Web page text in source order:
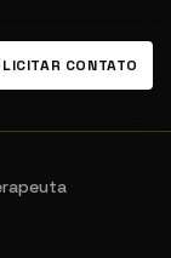
CONTATO